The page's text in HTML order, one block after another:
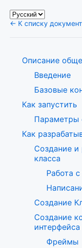
← К списку
Описание
Введение
Базовые
Как запустить
Параметры
Как
Создание и
класса
Работа
Создание
Создание
интерфейса
Фреймы